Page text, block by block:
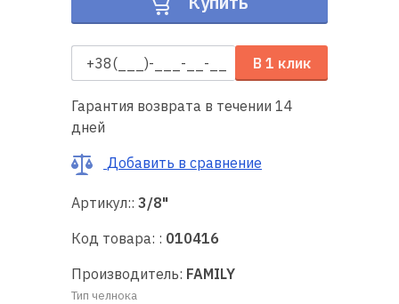
Полезные
советы
нас
В 1 клик
Гарантия возврата в течении 14
дней
Добавить в сравнение
Артикул:: 3/8"
Код товара: : 010416
Производитель: FAMILY
Тип челнока